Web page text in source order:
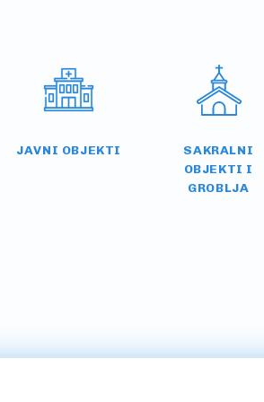
JAVNI OBJEKTI
SAKRALNI
OBJEKTI I
GROBLJA